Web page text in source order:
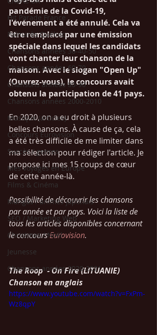
Hit Parade France
Palmarès Québec
Chansons années 30-40-50
Chansons années 60-70
Chansons années 80-90
Chansons années 2000-2010
Musique (articles)
Concours Eurovision
Succès / genres
Mes voyages en Europe
Films & Cinéma
Mangas / animés japonais
SEO / Marketing Web
Christmas / Noël
Jeunesse
Chansons années 2020-2021
pandémie de la Covid-19,
l'événement a été annulé. Cela va
être remplacé par une émission
spéciale dans lequel les candidats
vont chanter leur chanson de la
maison. Avec le slogan "Open Up"
(Ouvrez-vous), le concours avait
obtenu la participation de 41 pays.
En 2020, on a eu droit à plusieurs
belles chansons. À cause de ça, cela
a été très difficile de me limiter dans
ma sélection pour rédiger l'article. Je
propose ici mes 15 coups de cœur
de cette année-là.
Possibilité de découvrir les chansons
par année et par pays. Voici la liste de
tous les articles disponibles concernant
le concours Eurovision.
The Roop  - On Fire (LITUANIE)
Chanson en anglais
https://www.youtube.com/watch?v=FxPm-
Wz8qpY